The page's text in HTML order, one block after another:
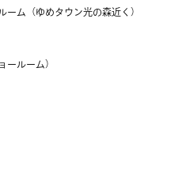
ーム（ゆめタウン光の森近く）
ールーム）